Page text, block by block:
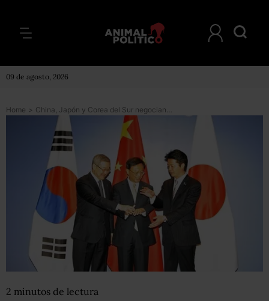
09 de agosto, 2026
Home > China, Japón y Corea del Sur negocian TLC
2 minutos de lectura